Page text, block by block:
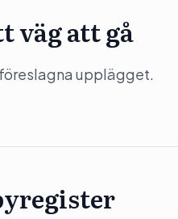
väg att gå
upplägget.